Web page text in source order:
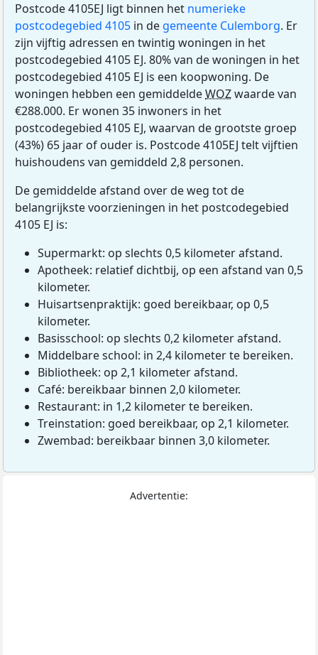
Postcode 4105EJ ligt binnen het numerieke
postcodegebied 4105 in de gemeente Culemborg. Er
zijn vijftig adressen en twintig woningen in het
postcodegebied 4105 EJ. 80% van de woningen in het
postcodegebied 4105 EJ is een koopwoning. De
woningen hebben een gemiddeldeWOZwaarde van
€288.000. Er wonen 35 inwoners in het
postcodegebied 4105 EJ, waarvan de grootste groep
(43%) 65 jaar of ouder is. Postcode 4105EJ telt vijftien
huishoudens van gemiddeld 2,8 personen.
De gemiddelde afstand over de weg tot de
belangrijkste voorzieningen in het postcodegebied
4105 EJ is:
Supermarkt: op slechts 0,5 kilometer afstand.
Apotheek: relatief dichtbij, op een afstand van 0,5
kilometer.
Huisartsenpraktijk: goed bereikbaar, op 0,5
kilometer.
Basisschool: op slechts 0,2 kilometer afstand.
Middelbare school: in 2,4 kilometer te bereiken.
Bibliotheek: op 2,1 kilometer afstand.
Café: bereikbaar binnen 2,0 kilometer.
Restaurant: in 1,2 kilometer te bereiken.
Treinstation: goed bereikbaar, op 2,1 kilometer.
Zwembad: bereikbaar binnen 3,0 kilometer.
Advertentie: